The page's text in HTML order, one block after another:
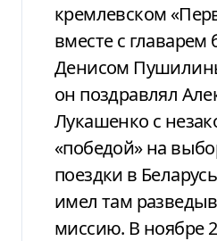
кремлевском
вместе с главарем
Денисом
он поздравлял
Лукашенко с
«победой» на
поездки в
имел там
миссию. В ноябре